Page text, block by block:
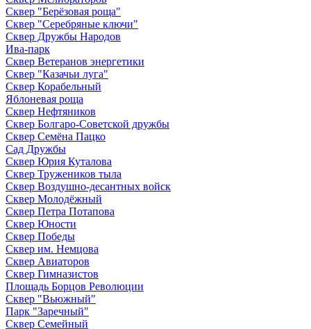
Сквер "Берёзовая роща"
Сквер "Серебряные ключи"
Сквер Дружбы Народов
Ива-парк
Сквер Ветеранов энергетики
Сквер "Казачьи луга"
Сквер Корабельный
Яблоневая роща
Сквер Нефтяников
Сквер Болгаро-Советской дружбы
Сквер Семёна Пацко
Сад Дружбы
Сквер Юрия Куталова
Сквер Тружеников тыла
Сквер Воздушно-десантных войск
Сквер Молодёжный
Сквер Петра Потапова
Сквер Юности
Сквер Победы
Сквер им. Немцова
Сквер Авиаторов
Сквер Гимназистов
Площадь Борцов Революции
Сквер "Вьюжный"
Парк "Заречный"
Сквер Семейный